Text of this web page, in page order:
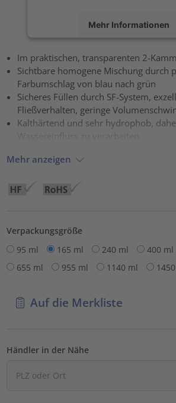
Mehr Informationen
Akzeptieren
powered byUsercentrics Consent
Im praktischen, transparenten 2-
Sichtbare homogene Mischung durch
Farbumschlag von blau nach grün
Sicheres Füllen durch SF-System,
Fließverhalten, geringe
Kalthärtend und sehr hydrophob,
Wassereinfluss zu verarbeiten
Mehr anzeigen
Verpackungsgröße
95 ml
165 ml 240 ml 400 ml
655 ml
955 ml 1140 ml
Auf die Merkliste
Händler in der Nähe